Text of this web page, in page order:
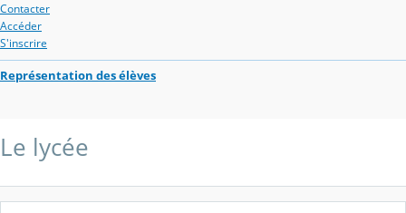
Contacter
Accéder
S'inscrire
Représentation des élèves
Le lycée